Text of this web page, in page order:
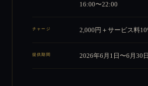
16:00〜22:00
チャージ 2,000円＋サービス料
提供期間 2026年6月1日〜6月30日